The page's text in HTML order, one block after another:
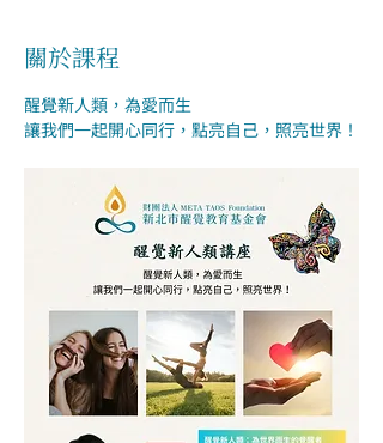
關於課程
醒覺新人類，為愛而生
讓我們一起開心同行，點亮自己，照亮世界！